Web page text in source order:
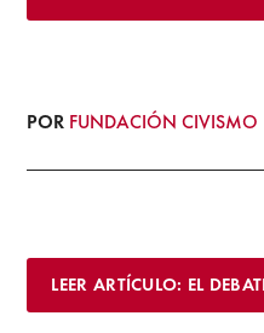
POR FUNDACIÓN CIVISMO
LEER ARTÍCULO: EL